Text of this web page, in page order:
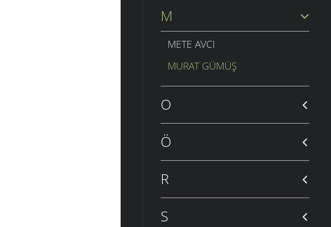
M
METE AVCI
MURAT GÜMÜŞ
O
Ö
R
S